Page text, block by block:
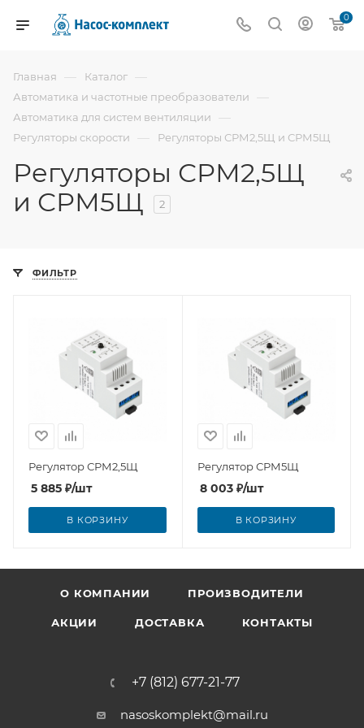
0
Главная — Каталог —
Автоматика и частотные преобразователи —
Автоматика для систем вентиляции —
Регуляторы скорости — Регуляторы СРМ2,5Щ и СРМ5Щ
Регуляторы СРМ2,5Щ
и СРМ5Щ
2
ФИЛЬТР
Регулятор СРМ2,5Щ
5 885 ₽/шт
В КОРЗИНУ
Регулятор СРМ5Щ
8 003₽/шт
В КОРЗИНУ
О КОМПАНИИ ПРОИЗВОДИТЕЛИ
АКЦИИ ДОСТАВКА КОНТАКТЫ
+7 (812) 677-21-77
nasoskomplekt@mail.ru